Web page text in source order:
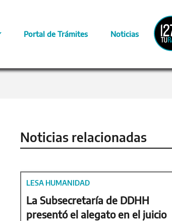
Portal de Trámites Noticias
Noticias relacionadas
LESA HUMANIDAD
La Subsecretaría de DDHH
presentó el alegato en el juicio